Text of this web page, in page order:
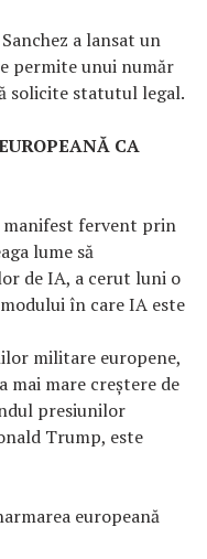
a lansat un
permite unui număr
solicite statutul legal.
CA
manifest fervent prin
lume să
de IA, a cerut luni o
în care IA este
militare europene,
mai mare creștere de
presiunilor
Trump, este
europeană